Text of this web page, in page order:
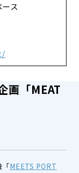
ス
画「MEAT
「MEETS PORT